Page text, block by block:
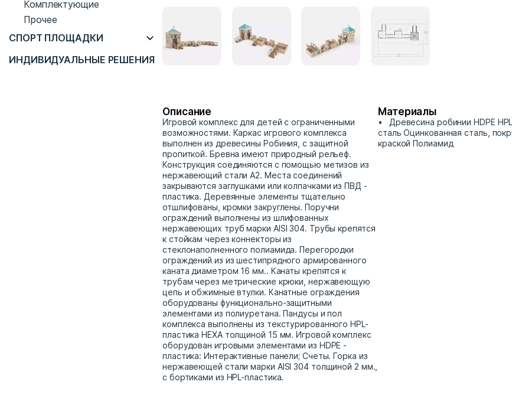
Комплектующие
Прочее
СПОРТ ПЛОЩАДКИ
ИНДИВИДУАЛЬНЫЕ РЕШЕНИЯ
Описание
Игровой комплекс для детей с ограниченными
возможностями. Каркас игрового комплекса
выполнен из древесины Робиния, с защитной
пропиткой. Бревна имеют природный рельеф.
Конструкция соединяются с помощью метизов из
нержавеющий стали А2. Места соединений
закрываются заглушками или колпачками из ПВД -
пластика. Деревянные элементы тщательно
отшлифованы, кромки закруглены. Поручни
ограждений выполнены из шлифованных
нержавеющих труб марки AISI 304. Трубы крепятся
к стойкам через коннекторы из
стеклонаполненного полиамида. Перегородки
ограждений из из шестипрядного армированного
каната диаметром 16 мм.. Канаты крепятся к
трубам через метрические крюки, нержавеющую
цепь и обжимные втулки. Канатные ограждения
оборудованы функционально-защитными
элементами из полиуретана. Пандусы и пол
комплекса выполнены из текстурированного HPL-
пластика HEXA толщиной 15 мм. Игровой комплекс
оборудован игровыми элементами из HDPE -
пластика: Интерактивные панели; Счеты. Горка из
нержавеющей стали марки AISI 304 толщиной 2 мм.,
с бортиками из HPL-пластика.
Материалы
Древесина робинии HDPE
сталь Оцинкованная сталь,
краской Полиамид